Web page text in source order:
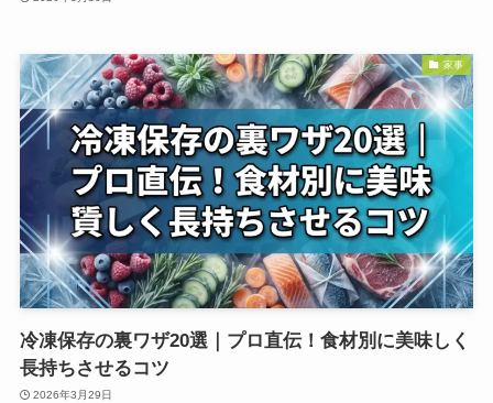
家事
冷凍保存の裏ワザ20選｜プロ直伝！食材別に美味しく
長持ちさせるコツ
2026年3月29日